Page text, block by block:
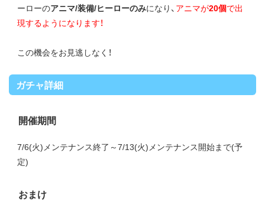
ーローのアニマ/装備/ヒーローのみになり、 アニマが20個で出
現するようになります！
この機会をお見逃しなく！
ガチャ詳細
開催期間
7/6(火)メンテナンス終了～7/13(火)メンテナンス開始まで(予
定)
おまけ